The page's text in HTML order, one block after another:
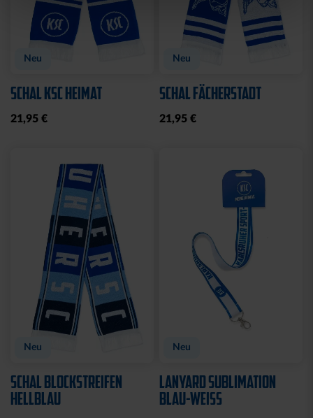
Neu
SCHAL KSC HEIMAT
21,95 €
Neu
SCHAL FÄCHERSTADT
21,95 €
Neu
SCHAL BLOCKSTREIFEN
HELLBLAU
Neu
LANYARD SUBLIMATION
BLAU-WEISS